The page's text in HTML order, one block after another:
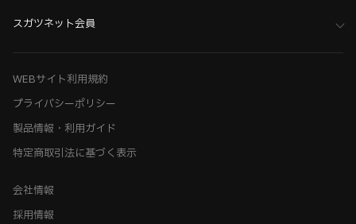
スガツネット会員
WEBサイト利用規約
プライバシーポリシー
製品情報・利用ガイド
特定商取引法に基づく表示
会社情報
採用情報